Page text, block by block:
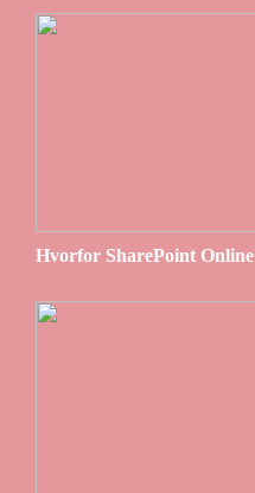
Hvorfor SharePoint